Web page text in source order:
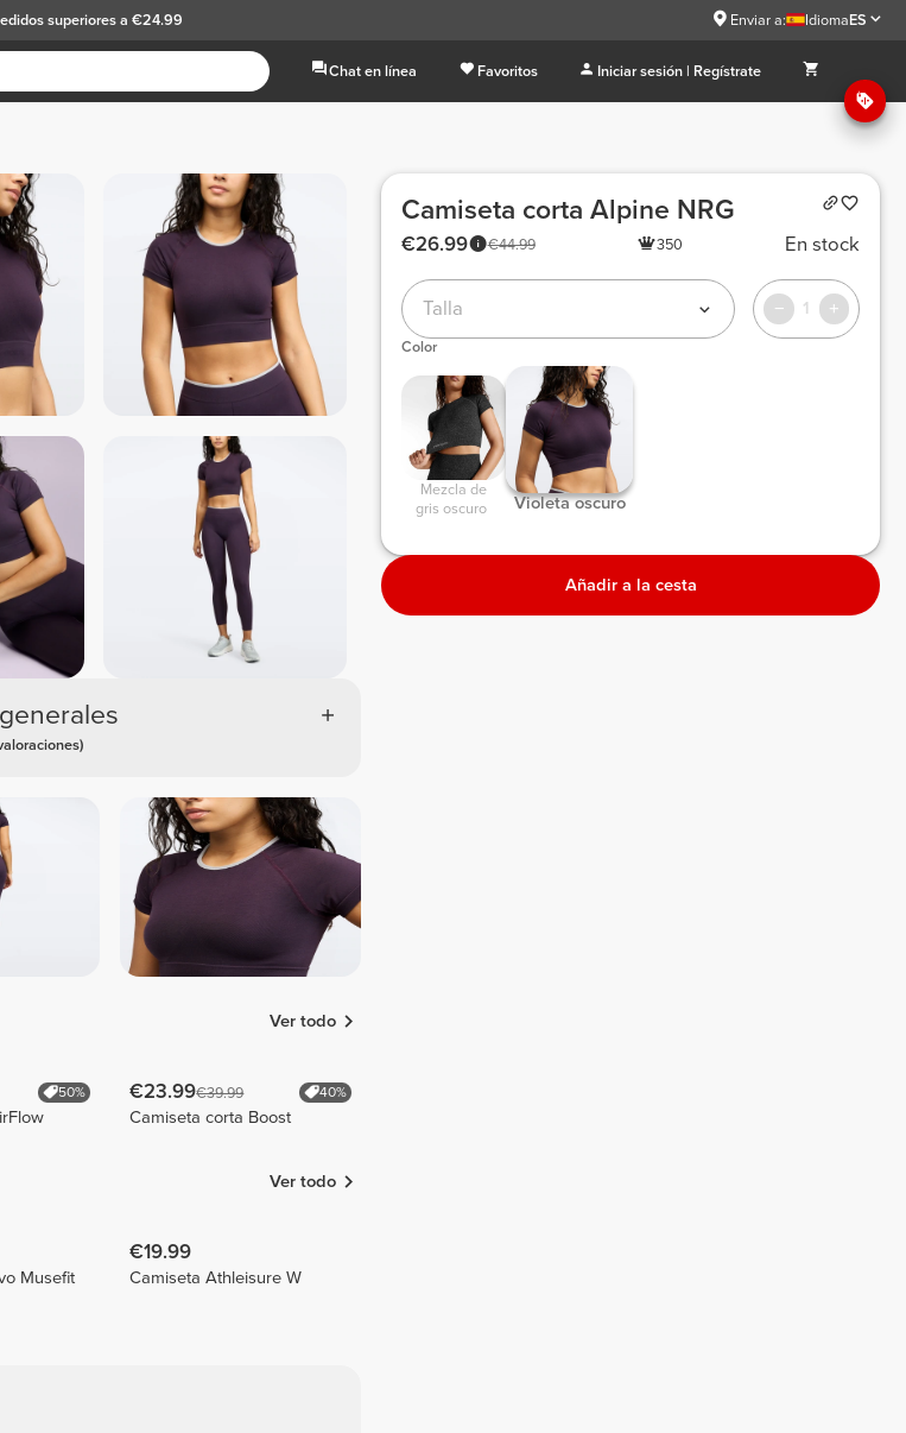
superiores a €24.99 Enviar a: IdiomaES
Chat en línea Favoritos Iniciar sesión | Regístrate
Ver todo
50% €23.99€39.99 40%
Camiseta corta Boost
Ver todo
Musefit
€19.99
Camiseta Athleisure W
Camiseta corta Alpine NRG
€44.99
€26.99 350 En stock
Talla 1
Color
gris oscuro
Violeta oscuro
Añadir a la cesta